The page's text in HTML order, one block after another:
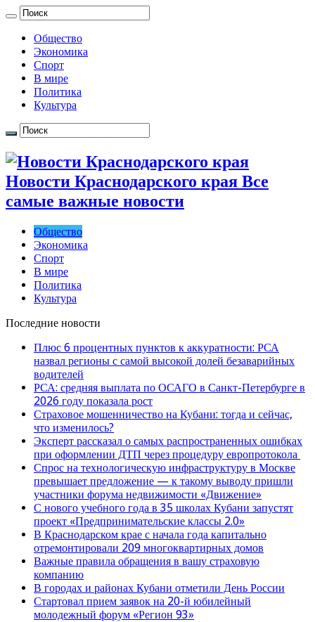
Общество
Экономика
Спорт
В мире
Политика
Культура
Новости Краснодарского края Все
самые важные новости
Общество
Экономика
Спорт
В мире
Политика
Культура
Последние новости
Плюс 6 процентных пунктов к аккуратности: РСА
назвал регионы с самой высокой долей безаварийных
водителей
РСА: средняя выплата по ОСАГО в Санкт-Петербурге в
2026 году показала рост
Страховое мошенничество на Кубани: тогда и сейчас,
что изменилось?
Эксперт рассказал о самых распространенных ошибках
при оформлении ДТП через процедуру европротокола
Спрос на технологическую инфраструктуру в Москве
превышает предложение — к такому выводу пришли
участники форума недвижимости «Движение»
С нового учебного года в 35 школах Кубани запустят
проект «Предпринимательские классы 2.0»
В Краснодарском крае с начала года капитально
отремонтировали 209 многоквартирных домов
Важные правила обращения в вашу страховую
компанию
В городах и районах Кубани отметили День России
Стартовал прием заявок на 20-й юбилейный
молодежный форум «Регион 93»